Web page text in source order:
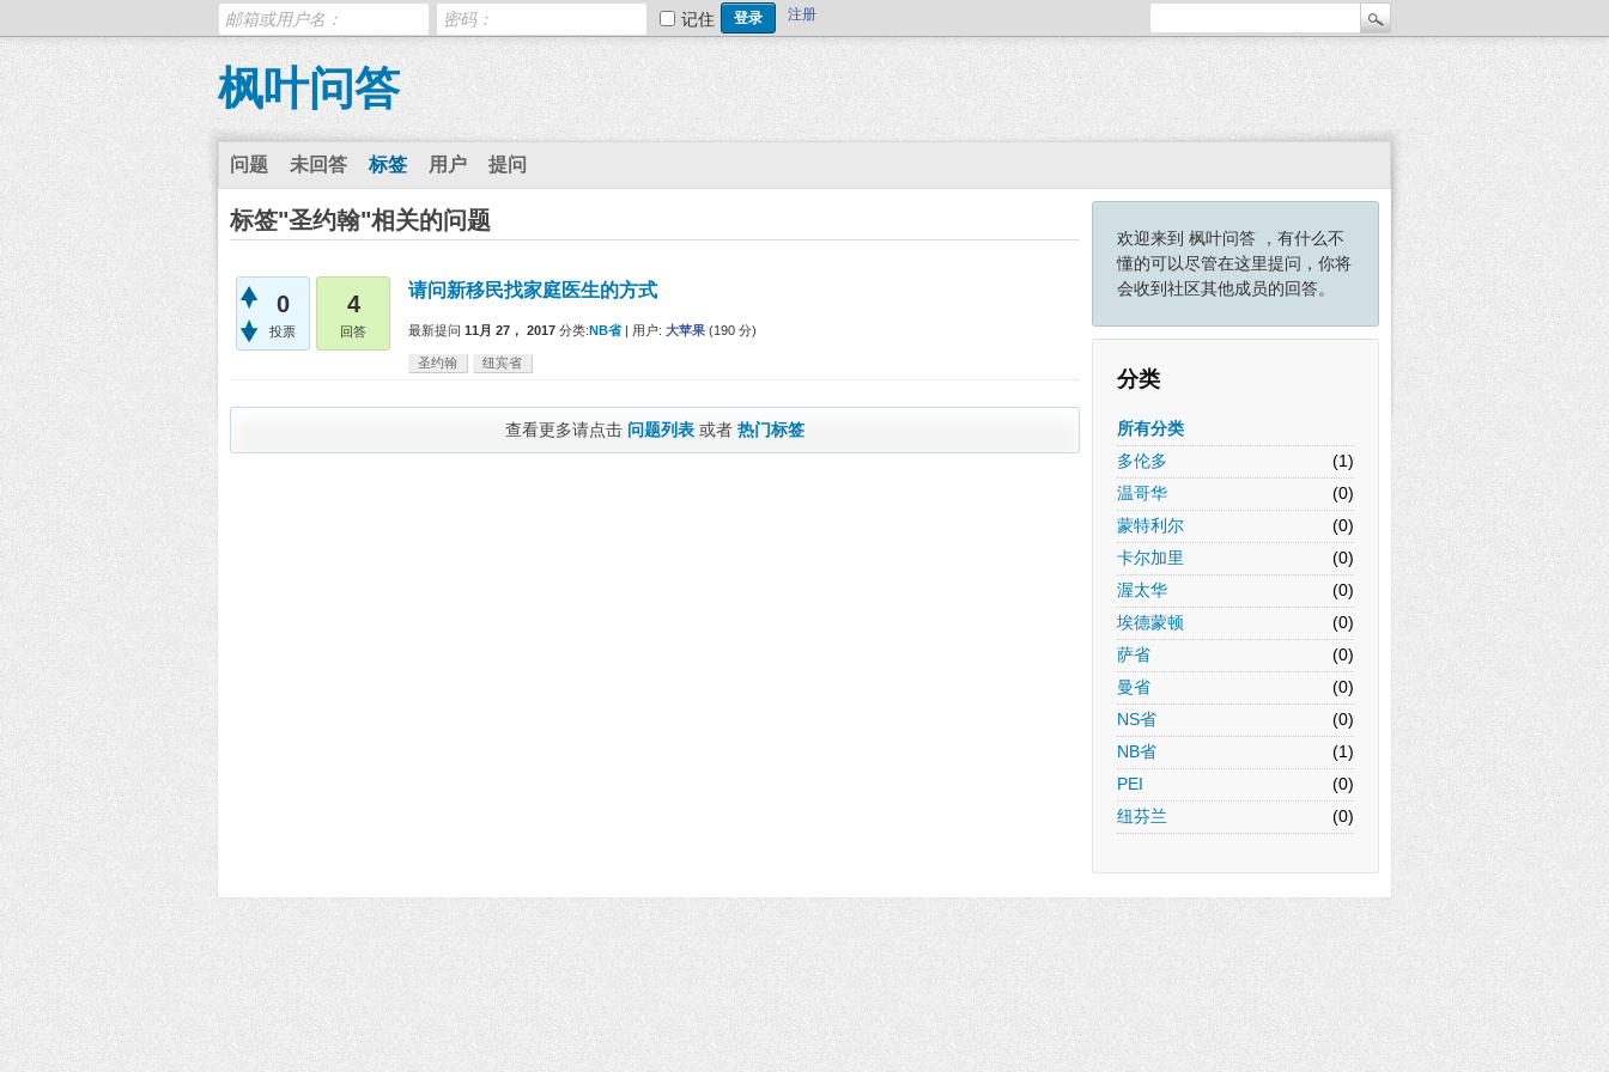
记住 注册
枫叶问答
问题 未回答 标签 用户 提问
欢迎来到 枫叶问答 ，有什么不
懂的可以尽管在这里提问，你将
会收到社区其他成员的回答。
分类
所有分类
多伦多
(1)
温哥华
(0)
蒙特利尔
(0)
卡尔加里
(0)
渥太华
(0)
埃德蒙顿
(0)
萨省
(0)
曼省
(0)
NS省
(0)
NB省
(1)
PEI
(0)
纽芬兰
(0)
标签"圣约翰"相关的问题
0
投票
4
回答
请问新移民找家庭医生的方式
最新提问 11月 27， 2017 分类: NB省| 用户: 大苹果 (190 分)
圣约翰 纽宾省
查看更多请点击 问题列表 或者 热门标签